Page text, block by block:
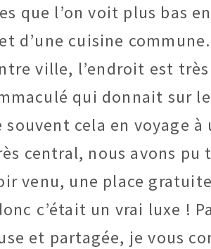
que l’on voit plus bas
d’une cuisine
ville, l’endroit est
qui donnait sur
cela en voyage
central, nous avons
venu, une place
c’était un vrai luxe !
et partagée, je vous